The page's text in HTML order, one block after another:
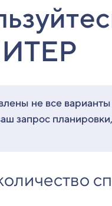
не все
запрос